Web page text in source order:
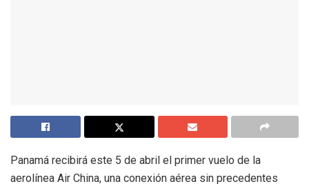
Panamá recibirá este 5 de abril el primer vuelo de la
aerolínea Air China, una conexión aérea sin precedentes